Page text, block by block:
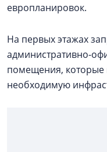
европланировок.
На первых этажах
административно-
помещения, которые
необходимую